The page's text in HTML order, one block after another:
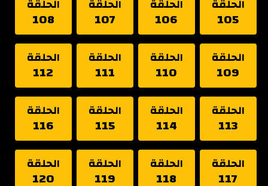
الحلقة
105
الحلقة
106
الحلقة
107
الحلقة
108
الحلقة
109
الحلقة
110
الحلقة
111
الحلقة
112
الحلقة
113
الحلقة
114
الحلقة
115
الحلقة
116
الحلقة
117
الحلقة
118
الحلقة
119
الحلقة
120